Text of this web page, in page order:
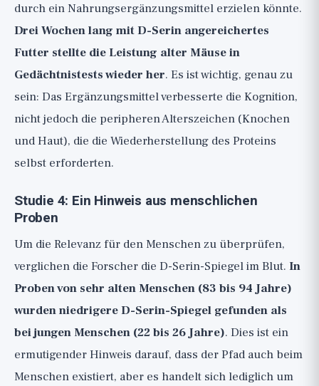
durch ein Nahrungsergänzungsmittel erzielen könnte.
Drei Wochen lang mit D-Serin angereichertes
Futter stellte die Leistung alter Mäuse in
Gedächtnistests wieder her. Es ist wichtig, genau zu
sein: Das Ergänzungsmittel verbesserte die Kognition,
nicht jedoch die peripheren Alterszeichen (Knochen
und Haut), die die Wiederherstellung des Proteins
selbst erforderten.
Studie 4: Ein Hinweis aus menschlichen
Proben
Um die Relevanz für den Menschen zu überprüfen,
verglichen die Forscher die D-Serin-Spiegel im Blut. In
Proben von sehr alten Menschen (83 bis 94 Jahre)
wurden niedrigere D-Serin-Spiegel gefunden als
bei jungen Menschen (22 bis 26 Jahre). Dies ist ein
ermutigender Hinweis darauf, dass der Pfad auch beim
Menschen existiert, aber es handelt sich lediglich um